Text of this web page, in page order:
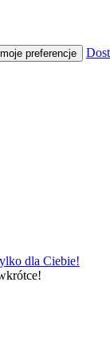
preferencje
dla Ciebie!